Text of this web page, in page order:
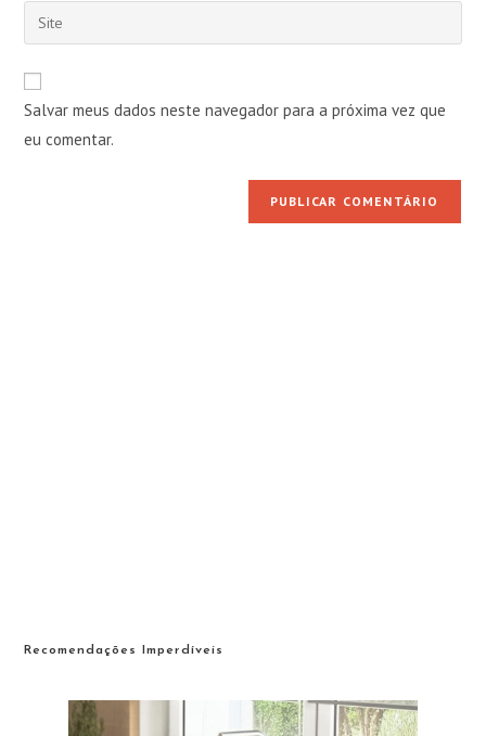
de
usuário
para
comentar
de
para
comentar
Digite
o
do
seu
site
Salvar meus dados neste navegador para a próxima vez que
eu comentar.
Recomendações Imperdíveis